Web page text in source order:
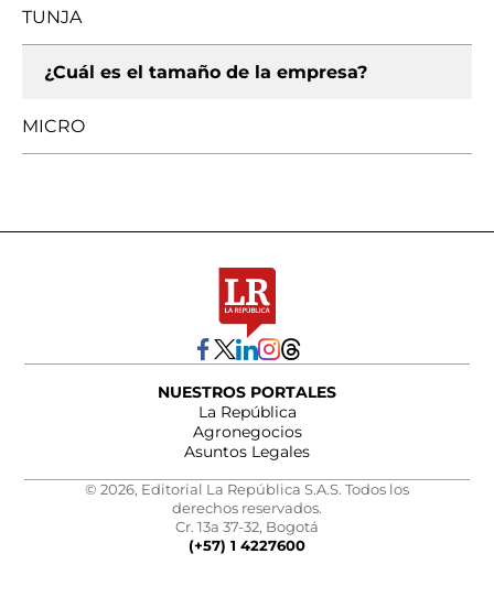
TUNJA
¿Cuál es el tamaño de la empresa?
MICRO
NUESTROS PORTALES
La República
Agronegocios
Asuntos Legales
© 2026, Editorial La República S.A.S. Todos los
derechos reservados.
Cr. 13a 37-32, Bogotá
(+57) 1 4227600